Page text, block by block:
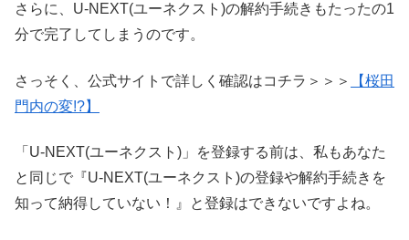
さらに、U-NEXT(ユーネクスト)の解約手続きもたったの1
分で完了してしまうのです。
さっそく、公式サイトで詳しく確認はコチラ＞＞＞
【桜田
門内の変!?】
「U-NEXT(ユーネクスト)」を登録する前は、私もあなた
と同じで『U-NEXT(ユーネクスト)の登録や解約手続きを
知って納得していない！』と登録はできないですよね。